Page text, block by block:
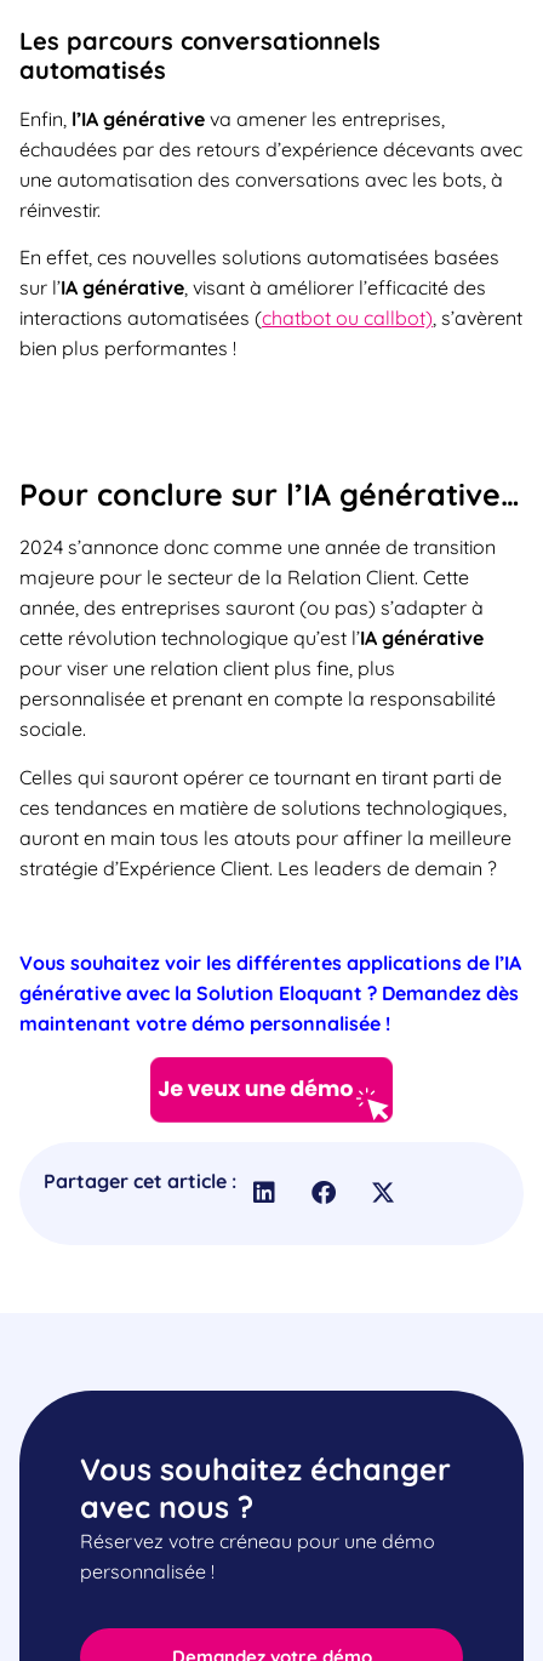
Les parcours conversationnels
automatisés
Enfin, l’IA générative va amener les entreprises,
échaudées par des retours d’expérience décevants avec
une automatisation des conversations avec les bots, à
réinvestir.
En effet, ces nouvelles solutions automatisées basées
sur l’IA générative, visant à améliorer l’efficacité des
interactions automatisées (chatbot ou callbot), s’avèrent
bien plus performantes !
Pour conclure sur l’IA générative…
2024 s’annonce donc comme une année de transition
majeure pour le secteur de la Relation Client. Cette
année, des entreprises sauront (ou pas) s’adapter à
cette révolution technologique qu’est l’IA générative
pour viser une relation client plus fine, plus
personnalisée et prenant en compte la responsabilité
sociale.
Celles qui sauront opérer ce tournant en tirant parti de
ces tendances en matière de solutions technologiques,
auront en main tous les atouts pour affiner la meilleure
stratégie d’Expérience Client. Les leaders de demain ?
Vous souhaitez voir les différentes applications de l’IA
générative avec la Solution Eloquant ? Demandez dès
maintenant votre démo personnalisée !
Partager cet article :
Vous souhaitez échanger
avec nous ?
Réservez votre créneau pour une démo
personnalisée !